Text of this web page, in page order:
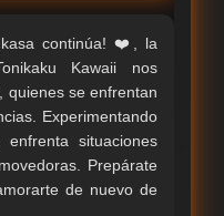
continúa! ❤️, la
Kawaii nos
quienes se enfrentan
Experimentando
situaciones
Prepárate
de nuevo de